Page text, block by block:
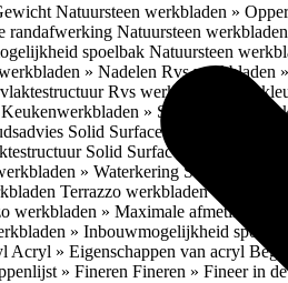
Natuursteen werkbladen »
randafwerking Natuursteen
spoelbak Natuursteen
» Nadelen Rvs werkbladen
Rvs werkbladen »
Keukenwerkbladen » Solid Surface
Solid Surface werkbladen »
Solid Surface werkbladen »
» WaterkeringSolid Surface
Terrazzo werkbladen »
werkbladen » Maximale afmetingen
» Inbouwmogelijkheid
Acryl » Eigenschappen van acryl
» Fineren Fineren » Fineer in de